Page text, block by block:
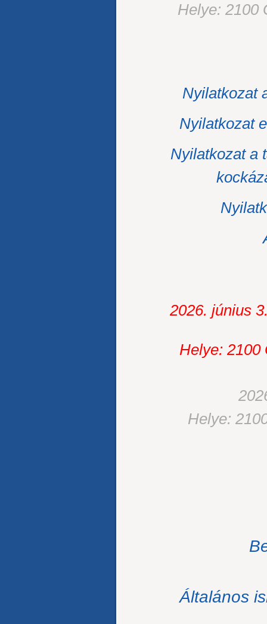
Helye: 2100
Nyilatkozat
Nyilatkozat
Nyilatkozat a
2026. június
Helye: 2100
Helye:
Általános